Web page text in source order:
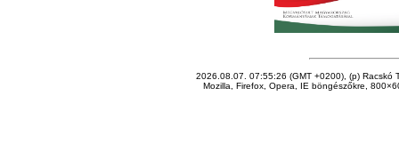
2026.08.07. 07:55:26 (GMT +0200), (p) Racskó
Mozilla, Firefox, Opera, IE böngészőkre,